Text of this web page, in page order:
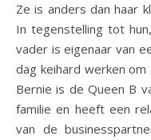
Ze is anders dan haar
In tegenstelling tot
vader is eigenaar van
dag keihard werken
Bernie is de Queen B
familie en heeft een
van de